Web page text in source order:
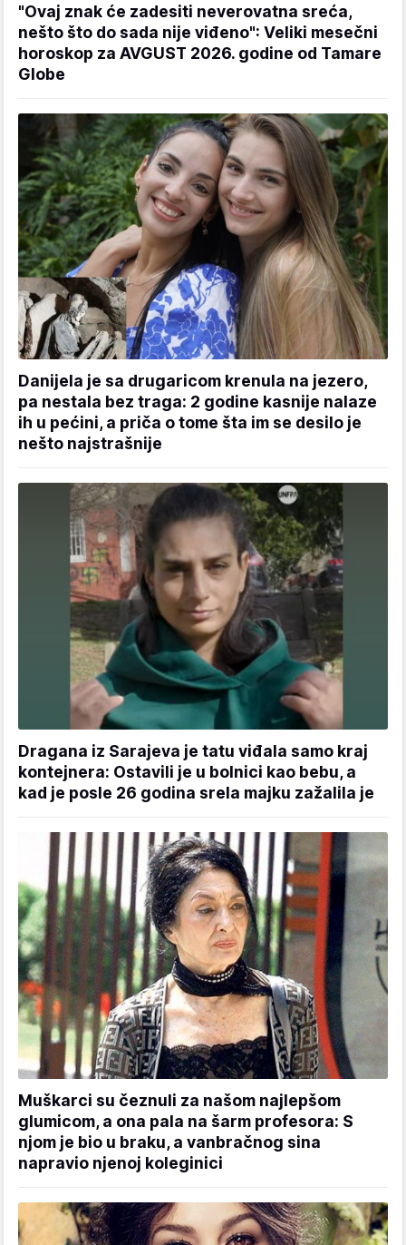
"Ovaj znak će zadesiti neverovatna sreća,
nešto što do sada nije viđeno": Veliki mesečni
horoskop za AVGUST 2026. godine od Tamare
Globe
Danijela je sa drugaricom krenula na jezero,
pa nestala bez traga: 2 godine kasnije nalaze
ih u pećini, a priča o tome šta im se desilo je
nešto najstrašnije
Dragana iz Sarajeva je tatu viđala samo kraj
kontejnera: Ostavili je u bolnici kao bebu, a
kad je posle 26 godina srela majku zažalila je
Muškarci su čeznuli za našom najlepšom
glumicom, a ona pala na šarm profesora: S
njom je bio u braku, a vanbračnog sina
napravio njenoj koleginici